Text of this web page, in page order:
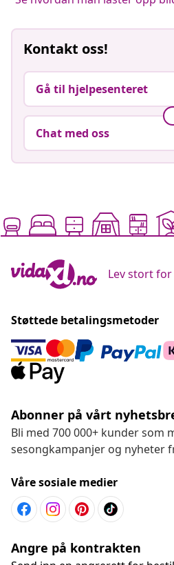
Kontakt oss!
Gå til hjelpesenteret
Chat med oss
Lev stort
Støttede betalingsmetoder
Abonner på vårt
Bli med 700 000+ kunder som
sesongkampanjer og nyheter
Våre sosiale medier
Angre på kontrakten